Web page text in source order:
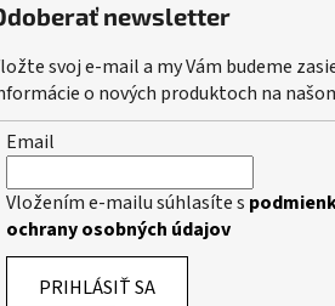
newsletter
svoj e-mail a my Vám budeme
o nových produktoch na
Email
Vložením e-mailu súhlasíte s
ochrany osobných údajov
PRIHLÁSIŤ SA